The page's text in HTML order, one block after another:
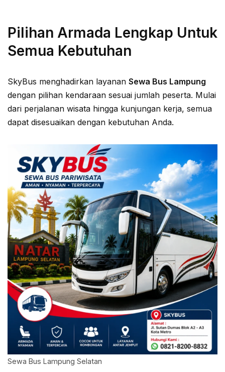
Pilihan Armada Lengkap Untuk
Semua Kebutuhan
SkyBus menghadirkan layanan Sewa Bus Lampung
dengan pilihan kendaraan sesuai jumlah peserta. Mulai
dari perjalanan wisata hingga kunjungan kerja, semua
dapat disesuaikan dengan kebutuhan Anda.
Sewa Bus Lampung Selatan